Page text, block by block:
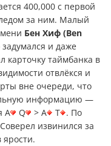
400,000 с первой
за ним. Малый
Бен Хиф (Ben
и даже
карточку таймбанка в
отвлёкся и
вне очереди, что
информацию —
A
Q > A T . По
извинился за